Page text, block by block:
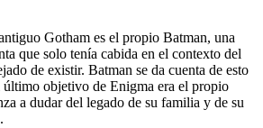
Gotham es el propio Batman, una
que solo tenía cabida en el contexto del
de existir. Batman se da cuenta de esto
último objetivo de Enigma era el propio
a dudar del legado de su familia y de su